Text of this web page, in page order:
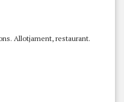
Allotjament, restaurant.